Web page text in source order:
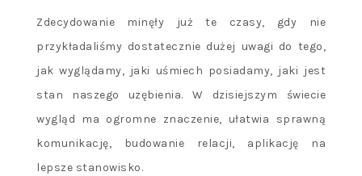
Zdecydowanie minęły już te czasy, gdy nie
przykładaliśmy dostatecznie dużej uwagi do tego,
jak wyglądamy, jaki uśmiech posiadamy, jaki jest
stan naszego uzębienia. W dzisiejszym świecie
wygląd ma ogromne znaczenie, ułatwia sprawną
komunikację, budowanie relacji, aplikację na
lepsze stanowisko.